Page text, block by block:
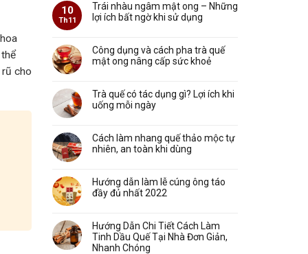
cho
10
Th11
Trái nhàu ngâm mật ong – Những
lợi ích bất ngờ khi sử dụng
Công dụng và cách pha trà quế
mật ong nâng cấp sức khoẻ
Trà quế có tác dụng gì? Lợi ích khi
uống mỗi ngày
Cách làm nhang quế thảo mộc tự
nhiên, an toàn khi dùng
Hướng dẫn làm lễ cúng ông táo
đầy đủ nhất 2022
Hướng Dẫn Chi Tiết Cách Làm
Tinh Dầu Quế Tại Nhà Đơn Giản,
Nhanh Chóng